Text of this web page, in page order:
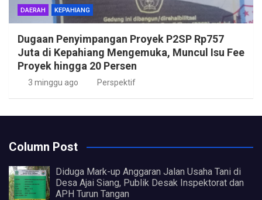
DAERAH KEPAHIANG
Dugaan Penyimpangan Proyek P2SP Rp757
Juta di Kepahiang Mengemuka, Muncul Isu Fee
Proyek hingga 20 Persen
3 minggu ago Perspektif
Column Post
Diduga Mark-up Anggaran Jalan Usaha Tani di
Desa Ajai Siang, Publik Desak Inspektorat dan
APH Turun Tangan